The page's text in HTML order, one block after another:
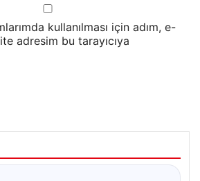
kullanılması için adım, e-
adresim bu tarayıcıya